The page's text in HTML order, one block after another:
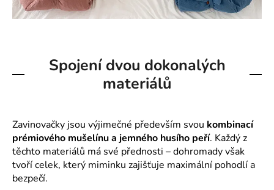
Spojení dvou dokonalých
materiálů
Zavinovačky jsou výjimečné především svou kombinací
prémiového mušelínu a jemného husího peří. Každý z
těchto materiálů má své přednosti – dohromady však
tvoří celek, který miminku zajišťuje maximální pohodlí a
bezpečí.
D
r
u
j
e
m
e